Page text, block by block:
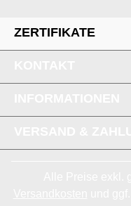
ZERTIFIKATE